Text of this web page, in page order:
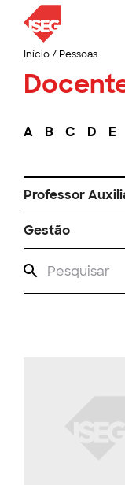
Início/ Pessoas
A B C D E
Professor
Gestão